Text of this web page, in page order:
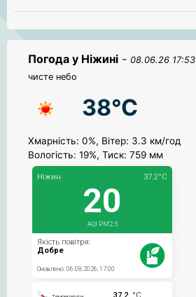
Погода у Ніжині - 08.06.26 17:53
чисте небо
38°C
Хмарність: 0%, Вітер: 3.3 км/год
Вологість: 19%, Тиск: 759 мм